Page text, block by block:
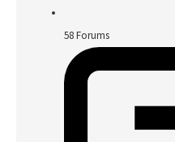
58Forums